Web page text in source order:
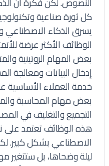
كل ثورة صناعية
يسرق الذكاء الاصطناعي
الوظائف الأكثر عرضة
بعض المهام الروتينية
إدخال البيانات ومعالجة
خدمة العملاء الأساسية
بعض مهام المحاسبة
التجميع والتغليف في
هذه الوظائف تعتمد على
الاصطناعي بشكل كبير.
ليلة وضحاها، بل ستتغير